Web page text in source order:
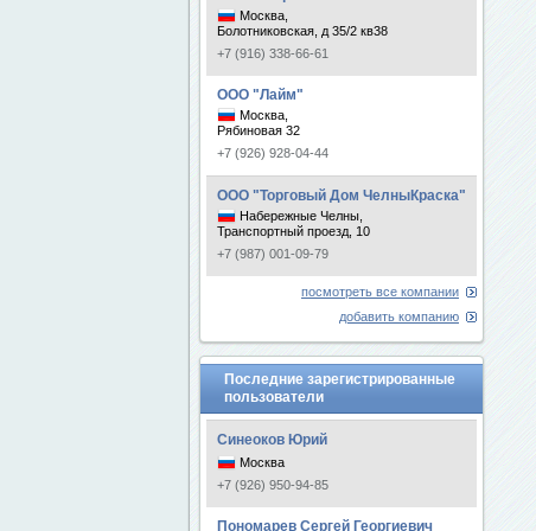
Москва,
Болотниковская, д 35/2 кв38
+7 (916) 338-66-61
ООО "Лайм"
Москва,
Рябиновая 32
+7 (926) 928-04-44
ООО "Торговый Дом ЧелныКраска"
Набережные Челны,
Транспортный проезд, 10
+7 (987) 001-09-79
посмотреть все компании
добавить компанию
Последние зарегистрированные
пользователи
Синеоков Юрий
Москва
+7 (926) 950-94-85
Пономарев Сергей Георгиевич